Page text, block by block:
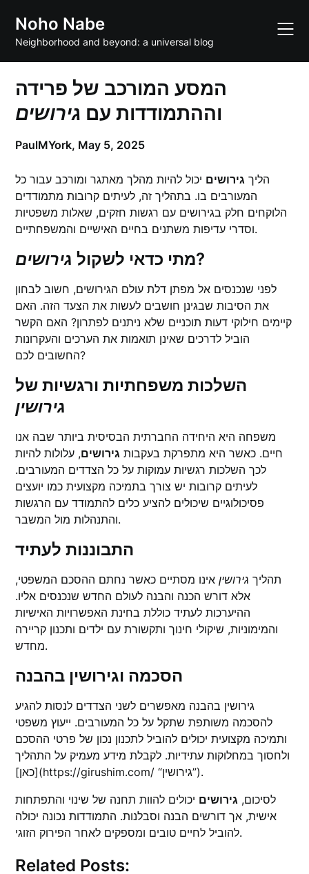
content
Noho Nabe
Neighborhood and beyond: a universal blog
המסע המורכב של פרידה
וההתמודדות עם גירושים
PaulMYork, May 5, 2025
הליך גירושים יכול להיות מהלך מאתגר ומורכב עבור כל
המעורבים בו. בתהליך זה, לעיתים קרובות מתמודדים
הלוקחים חלק בגירושים עם רגשות חזקים, שאלות משפטיות
וסדרי עדיפות משתנים בחיים האישיים והמשפחתיים.
מתי כדאי לשקול גירושים ?
לפני שנכנסים אל מפתן דלת עולם הגירושים, חשוב לבחון
את הסיבות שבגינן חושבים לעשות את הצעד הזה. האם
קיימים חילוקי דעות תוכניים שלא ניתנים לפתרון? האם הקשר
הוביל לדרכים שאינן תואמות את הערכים והעקרונות
החשובים לכם?
השלכות משפחתיות ורגשיות של
גירושין
משפחה היא היחידה החברתית הבסיסית ביותר שבה אנו
חיים. כאשר היא מתפרקת בעקבות גירושים, עלולות להיות
לכך השלכות רגשיות עמוקות על כל הצדדים המעורבים.
לעיתים קרובות יש צורך בתמיכה מקצועית כמו יועצים
פסיכולוגיים שיכולים להציע כלים להתמודד עם הרגשות
והתנהלות מול המשבר.
התבוננות לעתיד
תהליך גירושיןאינו מסתיים כאשר נחתם ההסכם המשפטי,
אלא דורש הכנה והבנה לעולם החדש שנכנסים אליו.
ההיערכות לעתיד כוללת בחינת האפשרויות האישיות
והמימוניות, שיקולי חינוך ותקשורת עם ילדים ותכנון קריירה
מחדש.
הסכמה וגירושין בהבנה
גירושין בהבנה מאפשרים לשני הצדדים לנסות להגיע
להסכמה משותפת שתקל על כל המעורבים. ייעוץ משפטי
ותמיכה מקצועית יכולים להוביל לתכנון נכון של פרטי ההסכם
ולחסוך במחלוקות עתידיות. לקבלת מידע מעמיק על התהליך
[כאן](https://girushim.com/ “גירושין”).
לסיכום, גירושים יכולים להוות תחנה של שינוי והתפתחות
אישית, אך דורשים הבנה וסבלנות. התמודדות נכונה יכולה
להוביל לחיים טובים ומספקים לאחר הפירוק הזוגי.
Related Posts: